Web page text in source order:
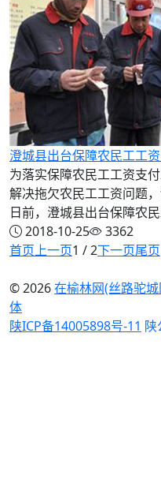
澄城县出台保障农民工工
为落实保障农民工工资支
解决拖欠农民工工资问题
日前，澄城县出台保障农
2018-10-25
3362
首页上一页1 / 2下一页尾页
© 2026在榆林网(丝路驼
体
陕ICP备14005898号-11 陕